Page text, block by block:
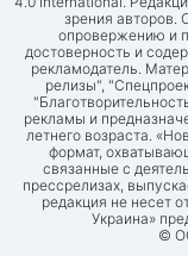
зрения авторов.
опровержению и
достоверность и
рекламодатель.
релизы",
рекламы и
летнего возраста.
формат,
связанные с
прессрелизах,
редакция не несет
Украина»
©